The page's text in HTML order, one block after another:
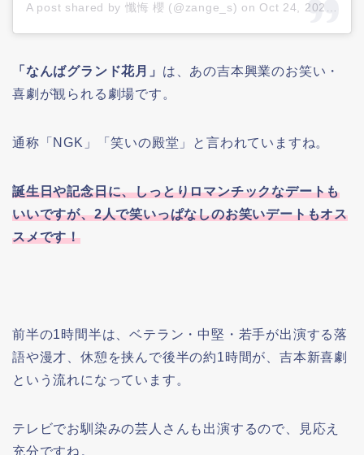
A post shared by 懺悔 櫻 (@zange_s) on Oct 24, 2021 at 3:56am PDT
「なんばグランド花月」 は、あの吉本興業のお笑い・
喜劇が観られる劇場です。
通称「NGK」「笑いの殿堂」と言われていますね。
誕生日や記念日に、しっとりロマンチックなデートも
いいですが、2人で笑いっぱなしのお笑いデートもオス
スメです！
前半の1時間半は、ベテラン・中堅・若手が出演する落
語や漫才、休憩を挟んで後半の約1時間が、吉本新喜劇
という流れになっています。
テレビでお馴染みの芸人さんも出演するので、見応え
充分ですね。